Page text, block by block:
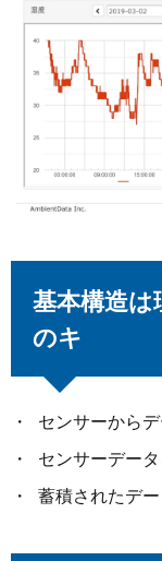
基本構造は
のキ
センサーから
センサーデー
蓄積されたデー